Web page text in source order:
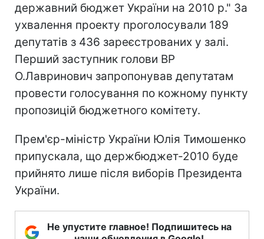
державний бюджет України на 2010 р." За
ухвалення проекту проголосували 189
депутатів з 436 зареєстрованих у залі.
Перший заступник голови ВР
О.Лавринович запропонував депутатам
провести голосування по кожному пункту
пропозицій бюджетного комітету.
Прем'єр-міністр України Юлія Тимошенко
припускала, що держбюджет-2010 буде
прийнято лише після виборів Президента
України.
Не упустите главное! Подпишитесь на